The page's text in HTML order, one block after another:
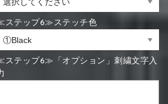
ステップ6≫ステッチ色
ステップ6≫「オプション」刺繍文字入